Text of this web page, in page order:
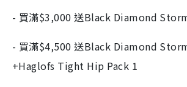
- 買滿$3,000 送Black Diamond
- 買滿$4,500 送Black Diamond
+Haglofs Tight Hip Pack 1